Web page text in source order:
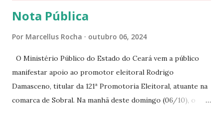
Nota Pública
Por Marcellus Rocha outubro 06, 2024
O Ministério Público do Estado do Ceará vem a público
manifestar apoio ao promotor eleitoral Rodrigo
Damasceno, titular da 121ª Promotoria Eleitoral, atuante na
comarca de Sobral. Na manhã deste domingo (06/10), o